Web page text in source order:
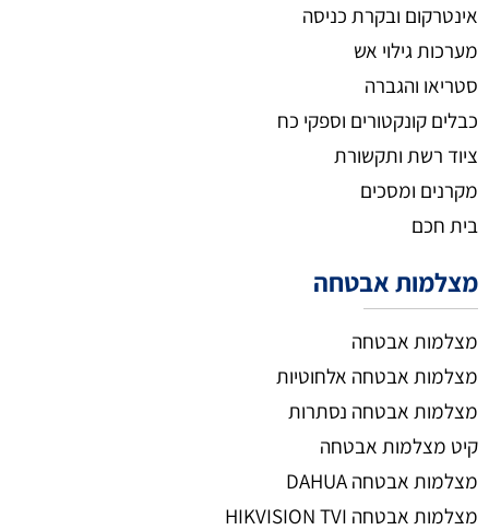
אינטרקום ובקרת כניסה
מערכות גילוי אש
סטריאו והגברה
כבלים קונקטורים וספקי כח
ציוד רשת ותקשורת
מקרנים ומסכים
בית חכם
מצלמות אבטחה
מצלמות אבטחה
מצלמות אבטחה אלחוטיות
מצלמות אבטחה נסתרות
קיט מצלמות אבטחה
מצלמות אבטחה DAHUA
מצלמות אבטחה HIKVISION TVI